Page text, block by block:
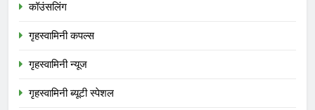
कॉउंसलिंग
गृहस्वामिनी कपल्स
गृहस्वामिनी न्यूज
गृहस्वामिनी ब्यूटी स्पेशल